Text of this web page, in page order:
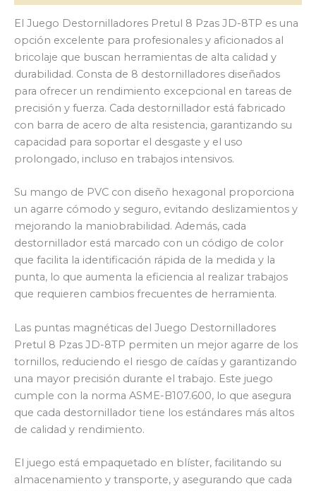
El Juego Destornilladores Pretul 8 Pzas JD-8TP es una
opción excelente para profesionales y aficionados al
bricolaje que buscan herramientas de alta calidad y
durabilidad. Consta de 8 destornilladores diseñados
para ofrecer un rendimiento excepcional en tareas de
precisión y fuerza. Cada destornillador está fabricado
con barra de acero de alta resistencia, garantizando su
capacidad para soportar el desgaste y el uso
prolongado, incluso en trabajos intensivos.
Su mango de PVC con diseño hexagonal proporciona
un agarre cómodo y seguro, evitando deslizamientos y
mejorando la maniobrabilidad. Además, cada
destornillador está marcado con un código de color
que facilita la identificación rápida de la medida y la
punta, lo que aumenta la eficiencia al realizar trabajos
que requieren cambios frecuentes de herramienta.
Las puntas magnéticas del Juego Destornilladores
Pretul 8 Pzas JD-8TP permiten un mejor agarre de los
tornillos, reduciendo el riesgo de caídas y garantizando
una mayor precisión durante el trabajo. Este juego
cumple con la norma ASME-B107.600, lo que asegura
que cada destornillador tiene los estándares más altos
de calidad y rendimiento.
El juego está empaquetado en blíster, facilitando su
almacenamiento y transporte, y asegurando que cada